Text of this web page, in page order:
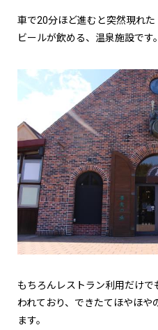
車で20分ほど進むと突然現れ
ビールが飲める、温泉施設です。
もちろんレストラン利用だけ
われており、できたてほやほ
ます。